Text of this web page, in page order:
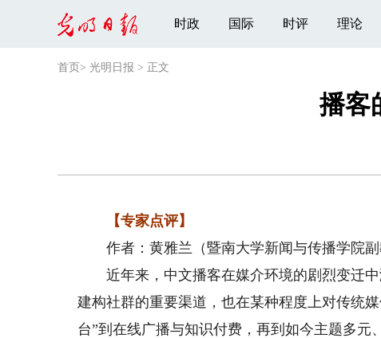
时政 国际 时评 理论
首页 > 光明日报 > 正文
播客
【专家点评】
作者：黄雅兰（暨南大学新闻与传播学院副
近年来，中文播客在媒介环境的剧烈变迁中
建构社群的重要渠道，也在某种程度上对传统
台”到在线广播与知识付费，再到如今主题多